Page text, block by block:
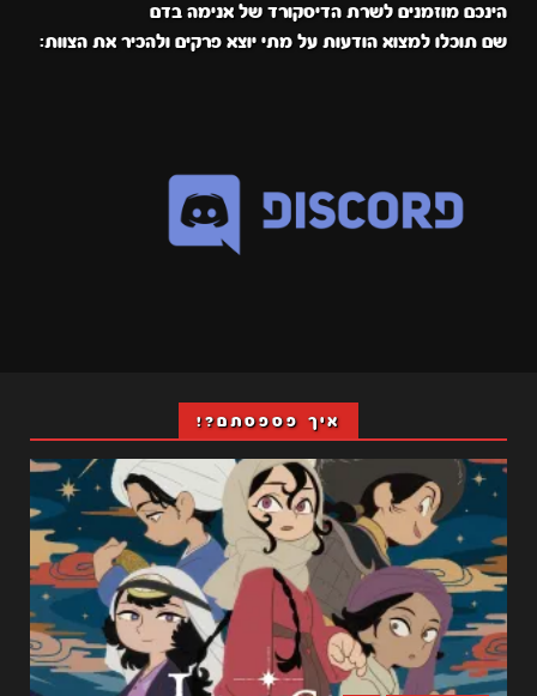
הינכם מוזמנים לשרת הדיסקורד של אנימה בדם
שם תוכלו למצוא הודעות על מתי יוצא פרקים ולהכיר את הצוות:
איך פספסתם?!